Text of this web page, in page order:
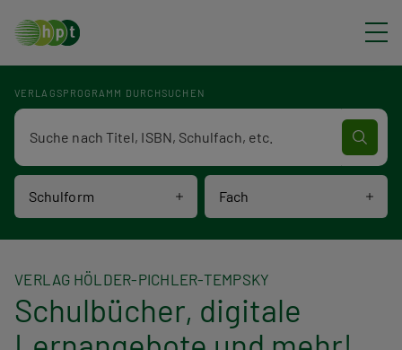
VERLAGSPROGRAMM DURCHSUCHEN
Schulform Fach
Verlagsprogramm Volltextsuche
VERLAG HÖLDER-PICHLER-TEMPSKY
Schulbücher, digitale